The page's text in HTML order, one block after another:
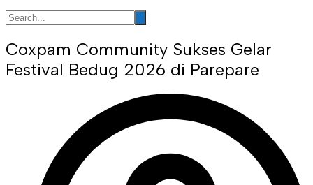
Coxpam Community Sukses Gelar
Festival Bedug 2026 di Parepare